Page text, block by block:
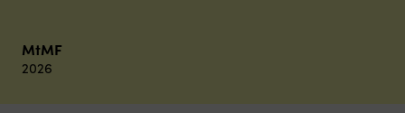
MtMF
2026